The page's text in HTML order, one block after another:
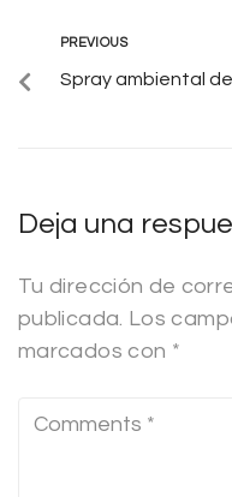
PREVIOUS
Spray ambiental de
Deja una
Tu dirección de
publicada. Los
marcados con *